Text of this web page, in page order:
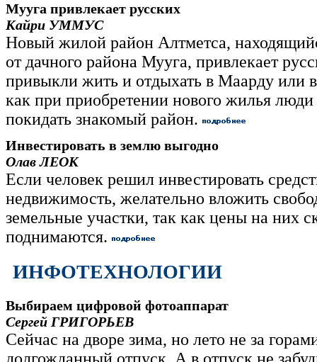
Мууга привлекает русских
Кайри УММУС
Новый жилой район Алтметса,
от дачного района Мууга, привлекает
привыкли жить и отдыхать в Маарду или
как при приобретении нового жилья
покидать знакомый район.
Инвестировать в землю выгодно
Олав ЛЕОК
Если человек решил инвестировать
недвижимость, желательно вложить
земельные участки, так как цены на них
поднимаются.
ИНФОТЕХНОЛОГИИ
Выбираем цифровой фотоаппарат
Сергей ГРИГОРЬЕВ
Сейчас на дворе зима, но лето не за